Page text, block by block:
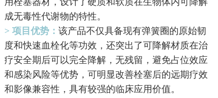
成无毒性代谢物的特性。
> 项目优势： 该产品不仅具备现有弹簧圈的原始韧
度和快速血栓化等功效，还突出了可降解材质在治
疗安全期后可以完全降解，无残留，避免占位效应
和感染风险等优势，可明显改善栓塞后的远期疗效
和影像兼容性，具有较强的临床应用价值。